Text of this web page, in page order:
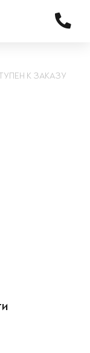
К ЗАКАЗУ